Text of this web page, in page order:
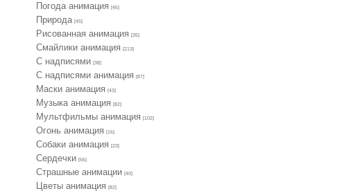
Погода анимация [45]
Природа [45]
Рисованная анимация [35]
Смайлики анимация [213]
С надписями [38]
С надписями анимация [87]
Маски анимация [43]
Музыка анимация [82]
Мультфильмы анимация [102]
Огонь анимация [16]
Собаки анимация [23]
Сердечки [56]
Страшные анимации [40]
Цветы анимация [82]